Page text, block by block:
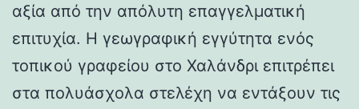
αξία από την απόλυτη επαγγελματική
επιτυχία. Η γεωγραφική εγγύτητα ενός
τοπικού γραφείου στο Χαλάνδρι επιτρέπει
στα πολυάσχολα στελέχη να εντάξουν τις